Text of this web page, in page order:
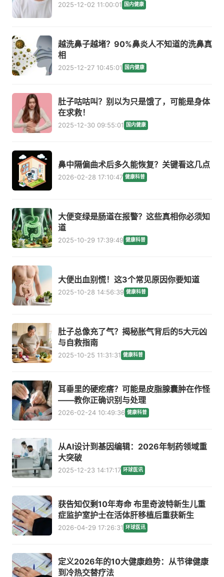
2025-12-02 11:00:01 国内健康
越洗鼻子越堵？90%鼻炎人不知道的洗鼻真
相
2025-12-27 10:45:01 国内健康
肚子咕咕叫？别以为只是饿了，可能是身体
在求救！
2025-12-30 09:55:01 国内健康
鼻中隔偏曲术后多久能恢复？关键看这几点
2026-02-28 17:10:47 健康科普
大便变绿是肠道在报警？这些真相你必须知
道
2025-10-29 17:39:49 健康科普
大便出血别慌！这3个常见原因你要知道
2025-10-28 14:56:39 健康科普
肚子总像充了气？揭秘胀气背后的5大元凶
与自救指南
2025-10-25 11:31:31 健康科普
耳垂里的硬疙瘩？可能是皮脂腺囊肿在作怪
——教你正确识别与处理
2026-02-24 10:49:36 健康科普
从AI设计到基因编辑：2026年制药领域重
大突破
2025-12-23 14:17:17 环球医讯
获告知仅剩10年寿命 布里奇波特新生儿重
症监护室护士在活体肝移植后重获新生
2026-04-29 17:26:31 环球医讯
定义2026年的10大健康趋势：从节律健康
到冷热交替疗法